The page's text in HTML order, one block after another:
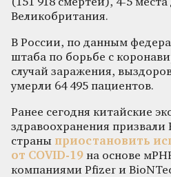
Великобритания.
В России, по данным
штаба по борьбе с
случай заражения,
умерли 64 495 пациентов.
Ранее сегодня китайские
здравоохранения
страны приостановить
от COVID-19 на основе
компаниями Pfizer и